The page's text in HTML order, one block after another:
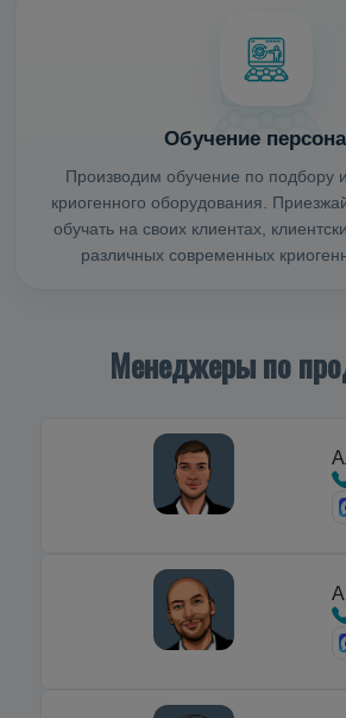
Обучение
Производим обучение по подбору
криогенного оборудования.
обучать на своих клиентах,
различных современных
Менеджеры по